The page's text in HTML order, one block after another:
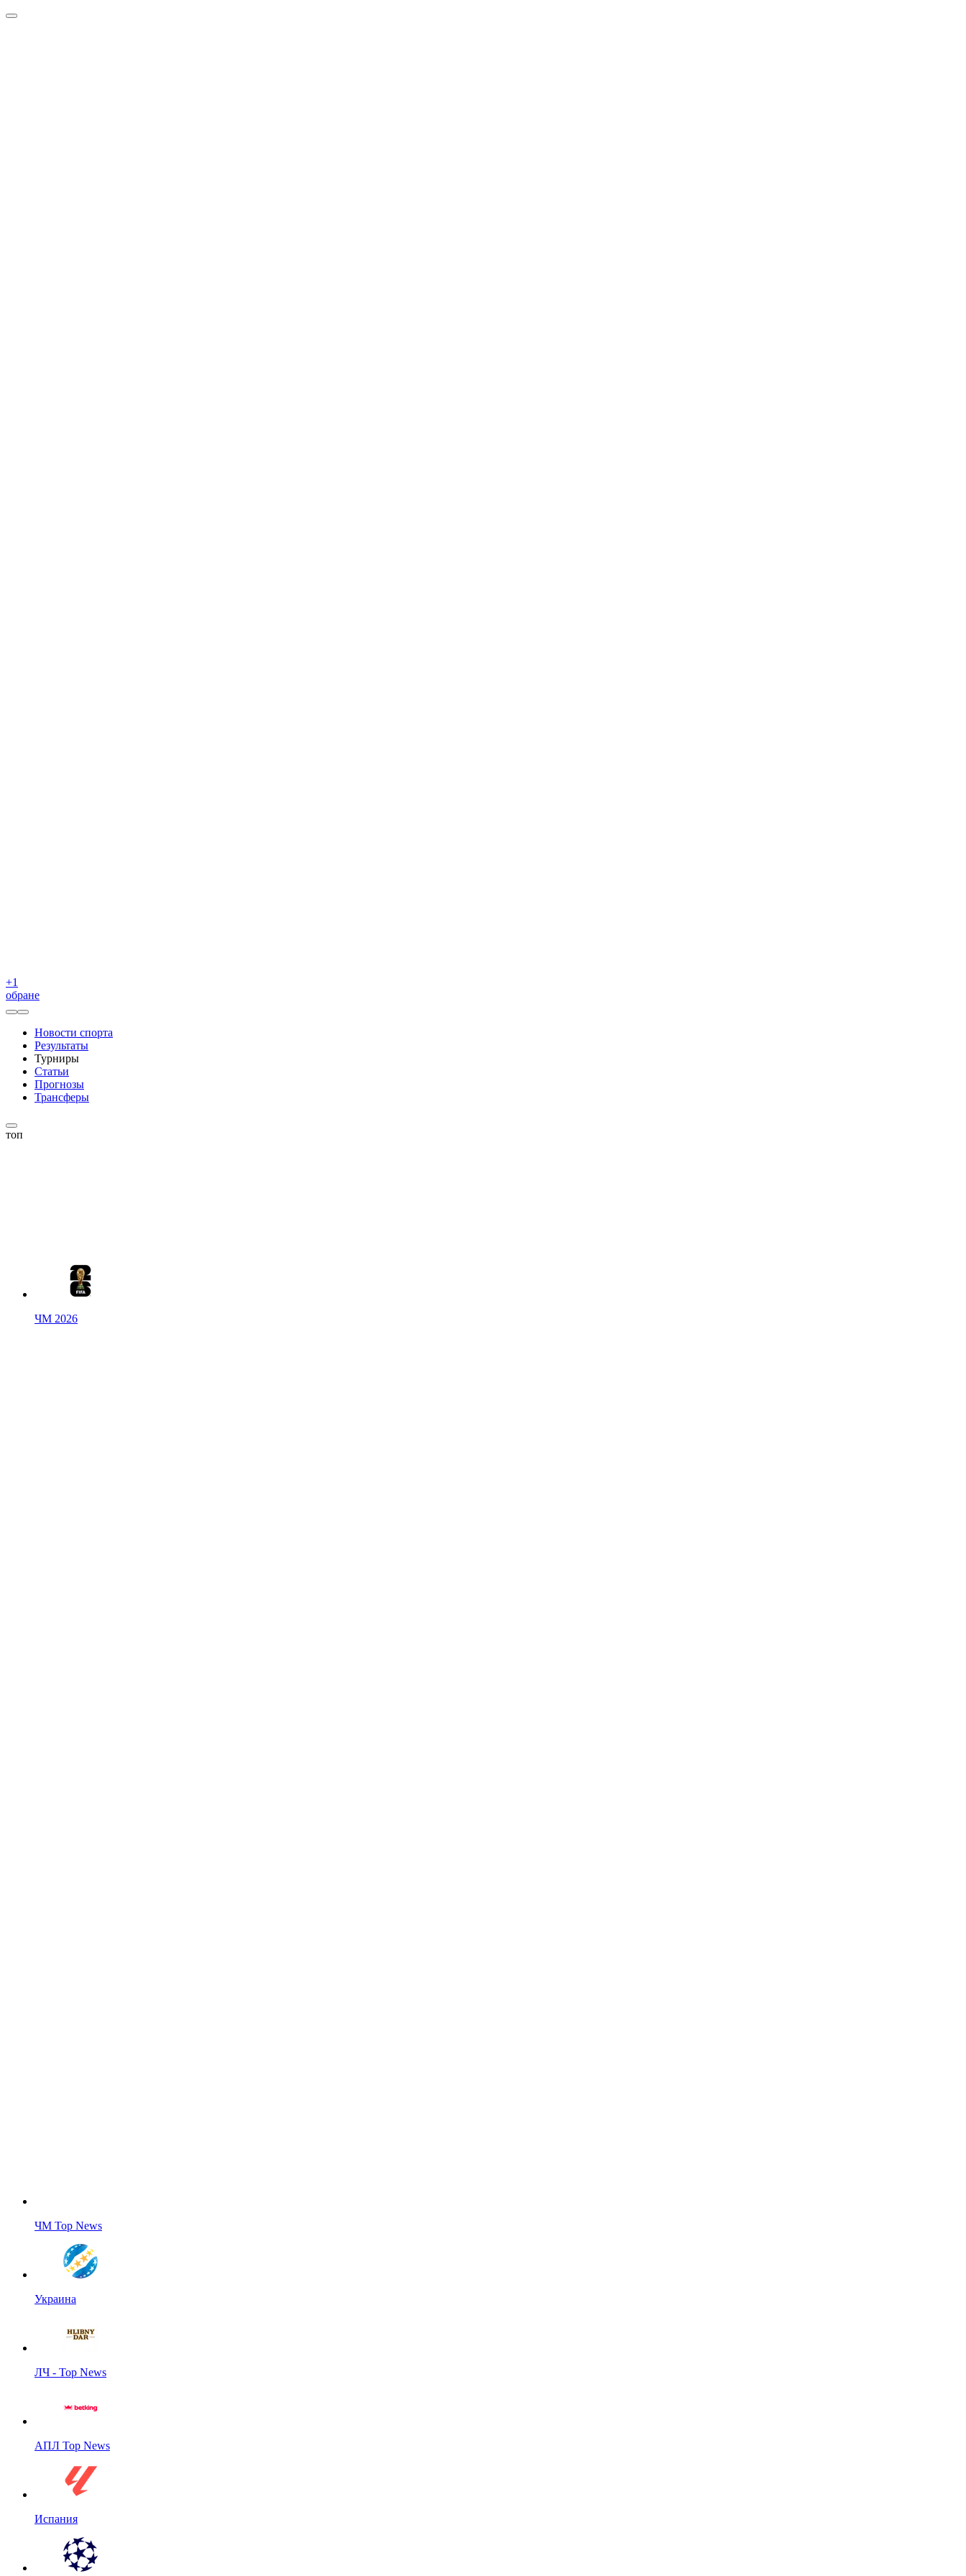
+1
обране
Новости спорта
Результаты
Турниры
Статьи
Прогнозы
Трансферы
топ
ЧМ 2026
ЧМ Top News
Украина
ЛЧ - Top News
АПЛ Top News
Испания